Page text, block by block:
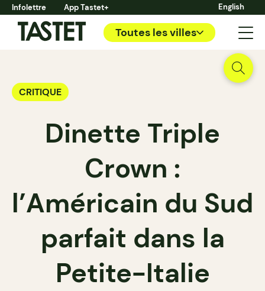
Infolettre App Tastet+ English
Toutes les villes
CRITIQUE
Dinette Triple
Crown :
l’Américain du Sud
parfait dans la
Petite-Italie